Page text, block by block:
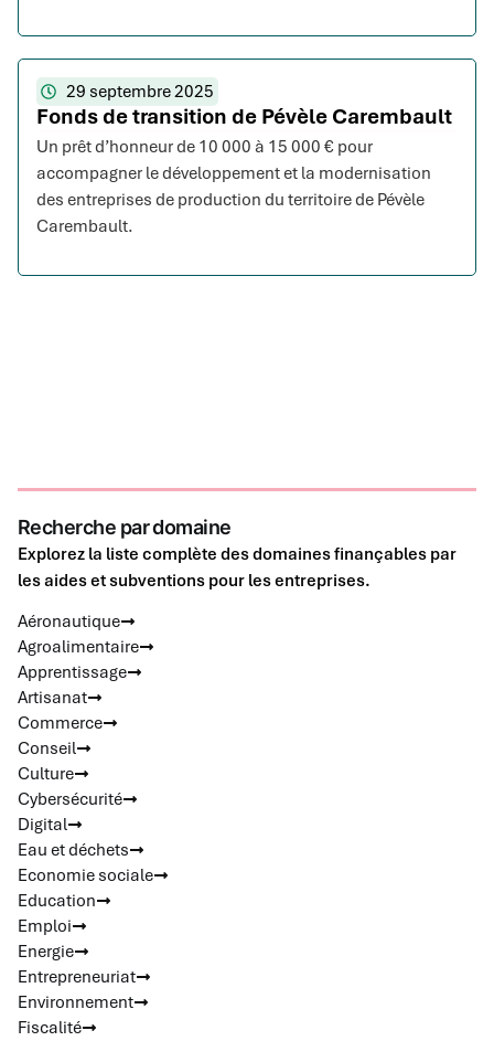
29 septembre 2025
Fonds de transition de Pévèle Carembault
Un prêt d’honneur de 10 000 à 15 000 € pour
accompagner le développement et la modernisation
des entreprises de production du territoire de Pévèle
Carembault.
Recherche par domaine
Explorez la liste complète des domaines finançables par
les aides et subventions pour les entreprises.
Aéronautique
Agroalimentaire
Apprentissage
Artisanat
Commerce
Conseil
Culture
Cybersécurité
Digital
Eau et déchets
Economie sociale
Education
Emploi
Energie
Entrepreneuriat
Environnement
Fiscalité